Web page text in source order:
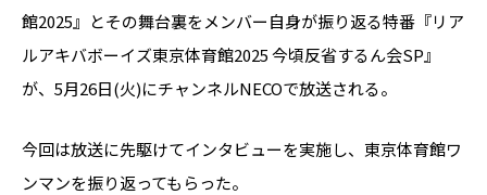
館2025』とその舞台裏をメンバー自身が振り返る特番『リア
ルアキバボーイズ東京体育館2025 今頃反省するん会SP』
が、5月26日(火)にチャンネルNECOで放送される。
今回は放送に先駆けてインタビューを実施し、東京体育館ワ
ンマンを振り返ってもらった。